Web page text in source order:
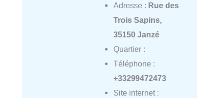
Adresse : Rue des
Trois Sapins,
35150 Janzé
Quartier :
Téléphone :
+33299472473
Site internet :